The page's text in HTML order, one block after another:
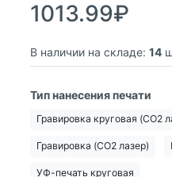
1013.99₽
В наличии на складе: 14
Тип нанесения печати
Гравировка круговая (CO2
Гравировка (CO2 лазер)
УФ-печать круговая